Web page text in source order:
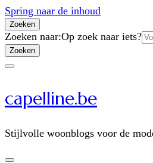
Spring naar de inhoud
Zoeken
Zoeken naar:Op zoek naar iets?
capelline.be
Stijlvolle woonblogs voor de